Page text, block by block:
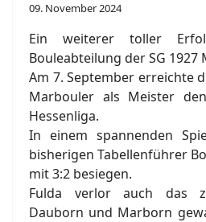
09. November 2024
Ein weiterer toller
Bouleabteilung der SG 1927
Am 7. September erreichte
Marbouler als Meister
Hessenliga.
In einem spannenden
bisherigen Tabellenführer
mit 3:2 besiegen.
Fulda verlor auch das
Dauborn und Marborn
anzeigen